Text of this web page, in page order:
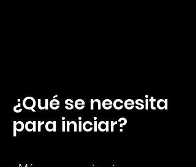
¿Qué se necesita
para iniciar?